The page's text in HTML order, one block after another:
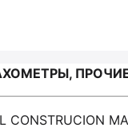
ПРОЧИЕ /
CONSTRUCION